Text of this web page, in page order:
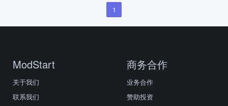
1
ModStart
关于我们
联系我们
商务合作
业务合作
赞助投资